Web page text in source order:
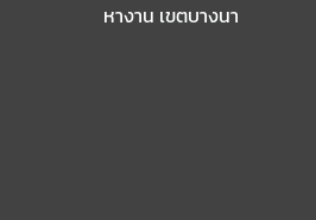
หางาน เขตบางนา